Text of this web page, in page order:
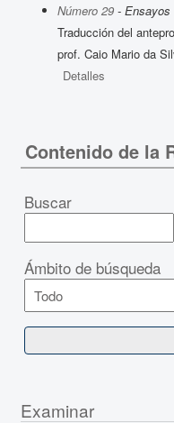
Número 29- Ensayos
Traducción del
prof. Caio Mario da
Detalles
Contenido de la
Buscar
Ámbito de búsqueda
Examinar